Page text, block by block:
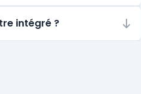
intégré ?